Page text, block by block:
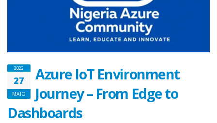
2022
27
MAIO
Azure IoT Environment
Journey – From Edge to
Dashboards